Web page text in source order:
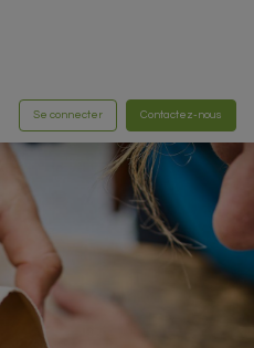
Se connecter Contactez-nous